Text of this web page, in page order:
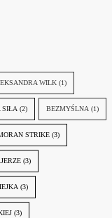
WILK (1)
SIŁA (2) BEZMYŚLNA (1)
STRIKE (3)
(3)
(3)
(3)